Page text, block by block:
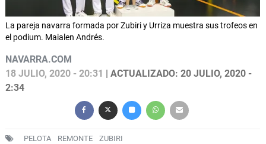
La pareja navarra formada por Zubiri y Urriza muestra sus trofeos en
el podium. Maialen Andrés.
NAVARRA.COM
18 JULIO, 2020 - 20:31
| ACTUALIZADO: 20 JULIO, 2020 -
2:34
PELOTA REMONTE ZUBIRI